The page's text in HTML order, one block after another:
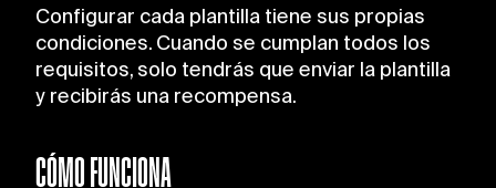
Configurar cada plantilla tiene sus propias
condiciones. Cuando se cumplan todos los
requisitos, solo tendrás que enviar la plantilla
y recibirás una recompensa.
CÓMO FUNCIONA